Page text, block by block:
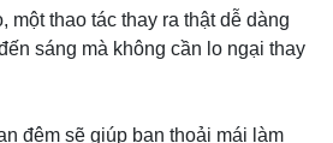
một thao tác thay ra thật dễ dàng
sáng mà không cần lo ngại thay
đêm sẽ giúp bạn thoải mái làm